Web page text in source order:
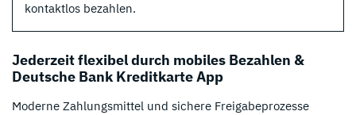
kontaktlos bezahlen.
Jederzeit flexibel durch mobiles Bezahlen &
Deutsche Bank Kreditkarte App
Moderne Zahlungsmittel und sichere Freigabeprozesse